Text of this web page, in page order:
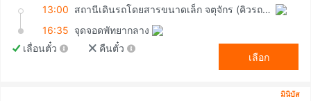
13:00
สถานีเดินรถโดยสารขนาดเล็ก จตุจักร (คิวรถตู้หมอชิต 2)
16:35 จุดจอดพัทยากลาง
เลื่อนตั๋ว
คืนตั๋ว
เลือก
มินิบัส